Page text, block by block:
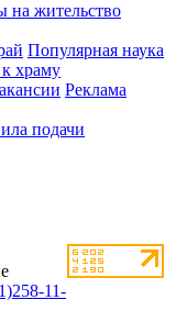
на жительство
Популярная наука
храму
Реклама
подачи
11-